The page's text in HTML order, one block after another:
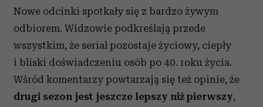
Nowe odcinki spotkały się z bardzo żywym
odbiorem. Widzowie podkreślają przede
wszystkim, że serial pozostaje życiowy, ciepły
i bliski doświadczeniu osób po 40. roku życia.
Wśród komentarzy powtarzają się też opinie, że
drugi sezon jest jeszcze lepszy niż pierwszy,